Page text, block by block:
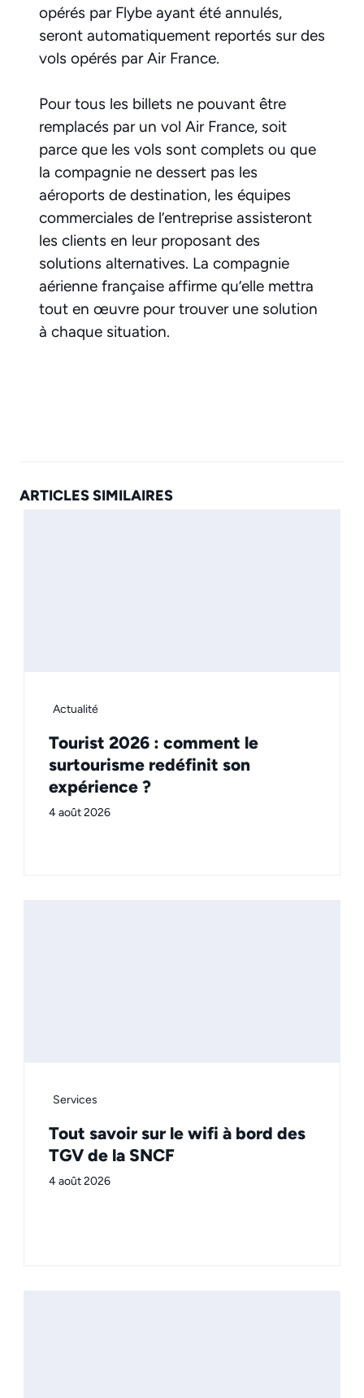
opérés par Flybe ayant été annulés,
seront automatiquement reportés sur des
vols opérés par Air France.
Pour tous les billets ne pouvant être
remplacés par un vol Air France, soit
parce que les vols sont complets ou que
la compagnie ne dessert pas les
aéroports de destination, les équipes
commerciales de l’entreprise assisteront
les clients en leur proposant des
solutions alternatives. La compagnie
aérienne française affirme qu’elle mettra
tout en œuvre pour trouver une solution
à chaque situation.
ARTICLES SIMILAIRES
Actualité
Tourist 2026 : comment le
surtourisme redéfinit son
expérience ?
4 août 2026
Services
Tout savoir sur le wifi à bord des
TGV de la SNCF
4 août 2026